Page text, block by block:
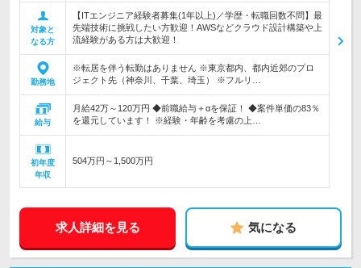
対象と
なる方
【ITエンジニア経験者募集(1年以上)／学歴・転職回数不問】最
先端技術に挑戦したい方歓迎！AWSなどクラウド設計構築や上
流経験がある方は大歓迎！
勤務地
※転居を伴う転勤はありません ※東京都内、都内近郊のプロ
ジェクト先（神奈川、千葉、埼玉） ※フルリ…
給与
月給42万～120万円 ◆前職給与＋αを保証！ ◆案件単価の83％
を還元しています！ ※経験・年齢を考慮の上…
初年度
年収
504万円～1,500万円
求人詳細を見る 気になる